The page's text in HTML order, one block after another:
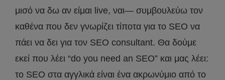
μισό να δω αν είμαι live, ναι— συμβουλεύω τον
καθένα που δεν γνωρίζει τίποτα για το SEO να
πάει να δει για τον SEO consultant. Θα δούμε
εκεί που λέει “do you need an SEO” και μας λέει:
το SEO στα αγγλικά είναι ένα ακρωνύμιο από το